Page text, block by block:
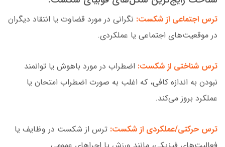
ترس اجتماعی از شکست: نگرانی در مورد قضاوت یا انتقاد دیگران
در موقعیت‌های اجتماعی یا عملکردی.
ترس شناختی از شکست: اضطراب در مورد باهوش یا توانمند
نبودن به اندازه کافی، که اغلب به صورت اضطراب امتحان یا
عملکرد بروز می‌کند.
ترس حرکتی/عملکردی از شکست: ترس از شکست در وظایف یا